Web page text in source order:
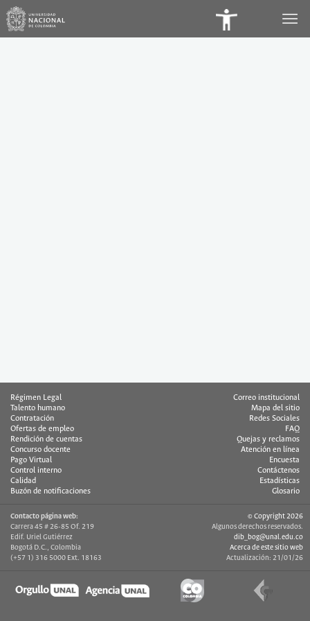
Régimen Legal
Talento humano
Contratación
Ofertas de empleo
Rendición de cuentas
Concurso docente
Pago Virtual
Control interno
Calidad
Buzón de notificaciones
Correo institucional
Mapa del sitio
Redes Sociales
FAQ
Quejas y reclamos
Atención en línea
Encuesta
Contáctenos
Estadísticas
Glosario
Contacto página web:
Carrera 45 # 26-85 Of. 219
Edif. Uriel Gutiérrez
Bogotá D.C., Colombia
(+57 1) 316 5000 Ext. 18163
© Copyright 2026
Algunos derechos reservados.
dib_bog@unal.edu.co
Acerca de este sitio web
Actualización: 21/01/26